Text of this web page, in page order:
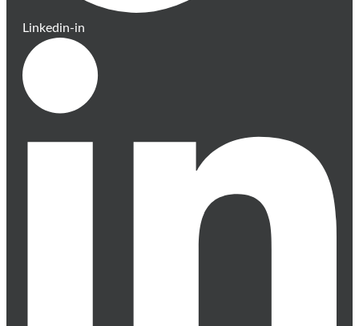
Linkedin-in